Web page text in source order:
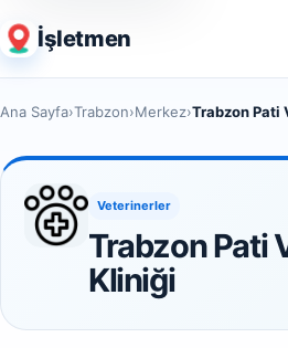
İşletmen
Ana Sayfa›Trabzon›Merkez›Trabzon Pati
Veterinerler
Trabzon Pati
Kliniği